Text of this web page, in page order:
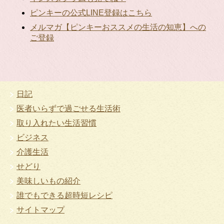
ピンキーの公式LINE登録はこちら
メルマガ【ピンキーおススメの生活の知恵】への
ご登録
日記
医者いらずで過ごせる生活術
取り入れたい生活習慣
ビジネス
介護生活
せどり
美味しいもの紹介
誰でもできる超時短レシピ
サイトマップ